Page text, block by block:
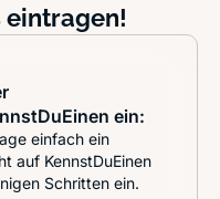
eintragen!
ein:
einfach ein
auf KennstDuEinen
Schritten ein.